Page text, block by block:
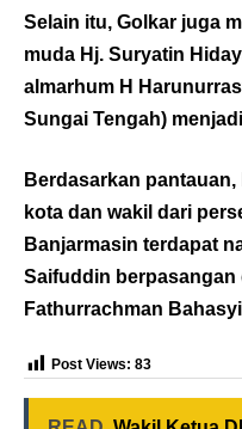
Selain itu, Golkar juga
muda Hj. Suryatin
almarhum H
Sungai Tengah)
Berdasarkan
kota dan wakil dari
Banjarmasin terdapat
Saifuddin berpasangan
Fathurrachman
Post Views: 83